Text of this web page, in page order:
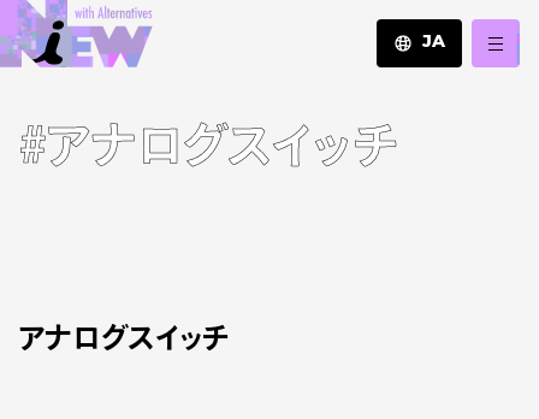
JA
#アナログスイッチ
アナログスイッチ